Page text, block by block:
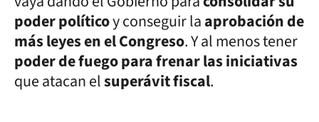
poder políticoy conseguir laaprobación de
más leyes en el Congreso. Y al menos tener
poder de fuego para frenar las iniciativas
que atacan elsuperávit fiscal.